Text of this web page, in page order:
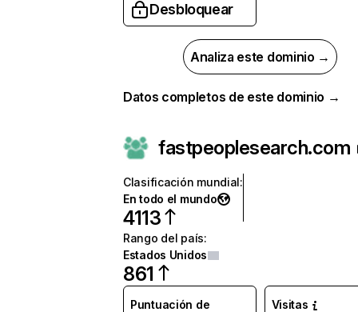
Desbloquear
Analiza este dominio →
Datos completos de este dominio →
fastpeoplesearch.com
Clasificación mundial:
En todo el mundo
4113
Rango del país:
Estados Unidos
861
Puntuación de
Visitas